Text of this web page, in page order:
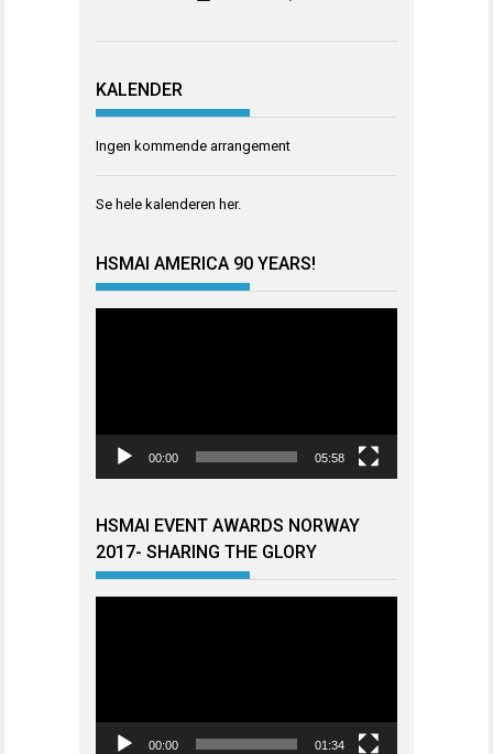
KALENDER
Ingen kommende arrangement
Se hele kalenderen her.
HSMAI AMERICA 90 YEARS!
00:00 05:58
HSMAI EVENT AWARDS NORWAY
2017- SHARING THE GLORY
00:00 01:34